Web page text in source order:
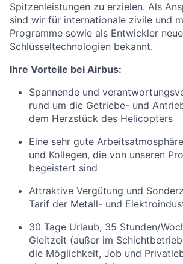
Spitzenleistungen zu erzielen. Als
sind wir für internationale zivile und
Programme sowie als Entwickler
Schlüsseltechnologien bekannt.
Ihre Vorteile bei Airbus:
Spannende und
rund um die Getriebe- und
dem Herzstück des Helicopters
Eine sehr gute
und Kollegen, die von unseren
begeistert sind
Attraktive Vergütung und
Tarif der Metall- und
30 Tage Urlaub, 35 Stunden/
Gleitzeit (außer im
die Möglichkeit, Job und